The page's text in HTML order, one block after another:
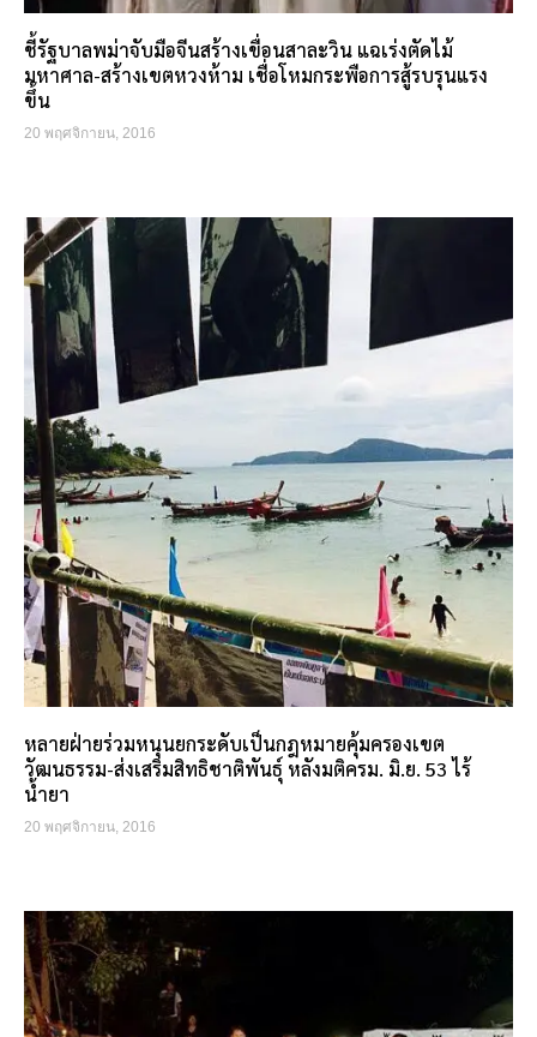
ชี้รัฐบาลพม่าจับมือจีนสร้างเขื่อนสาละวิน แฉเร่งตัดไม้
มหาศาล-สร้างเขตหวงห้าม เชื่อโหมกระพือการสู้รบรุนแรง
ขึ้น
20 พฤศจิกายน, 2016
หลายฝ่ายร่วมหนุนยกระดับเป็นกฎหมายคุ้มครองเขต
วัฒนธรรม-ส่งเสริมสิทธิชาติพันธุ์ หลังมติครม. มิ.ย. 53 ไร้
น้ำยา
20 พฤศจิกายน, 2016